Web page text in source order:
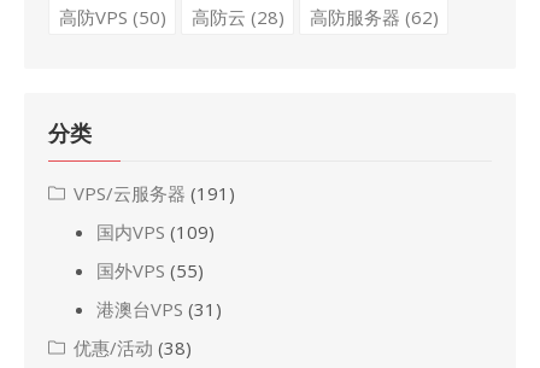
高防VPS (50) 高防云 (28) 高防服务器 (62)
分类
VPS/云服务器 (191)
国内VPS (109)
国外VPS (55)
港澳台VPS (31)
优惠/活动 (38)